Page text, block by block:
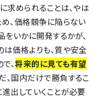
求められることは、やは
め、価格競争に陥らない
いかに開発するかが、
は価格よりも、質や安全
、将来的に見ても有望
、国内だけで勝負するこ
進出していくことが必要